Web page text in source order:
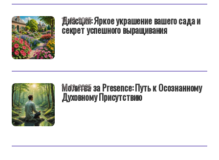
Диасция: Яркое украшение вашего сада и
секрет успешного выращивания
14-12-2025
Молитва за Presence: Путь к Осознанному
Духовному Присутствию
14-12-2025